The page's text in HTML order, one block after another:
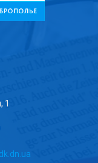
1